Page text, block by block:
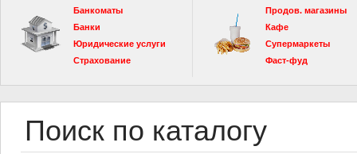
Банкоматы
Банки
Юридические услуги
Страхование
Продов. магазины
Кафе
Супермаркеты
Фаст-фуд
Поиск по каталогу